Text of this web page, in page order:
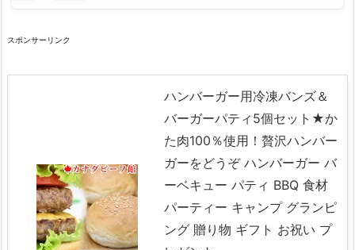
スポンサーリンク
ハンバーガー用冷凍バンズ＆
バーガーパティ5個セット★か
た肉100％使用！贅沢ハンバー
ガーをどうぞ ハンバーガー バ
ーベキュー パティ BBQ 食材
パーティー キャンプ グランピ
ング 贈り物 ギフト お祝い プ